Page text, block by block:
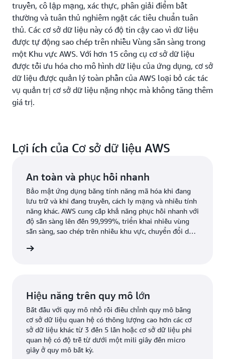
truyền, cô lập mạng, xác thực, phân giải điểm bất
thường và tuân thủ nghiêm ngặt các tiêu chuẩn tuân
thủ. Các cơ sở dữ liệu này có độ tin cậy cao vì dữ liệu
được tự động sao chép trên nhiều Vùng sẵn sàng trong
một Khu vực AWS. Với hơn 15 công cụ cơ sở dữ liệu
được tối ưu hóa cho mô hình dữ liệu của ứng dụng, cơ sở
dữ liệu được quản lý toàn phần của AWS loại bỏ các tác
vụ quản trị cơ sở dữ liệu nặng nhọc mà không tăng thêm
giá trị.
Lợi ích của Cơ sở dữ liệu AWS
An toàn và phục hồi nhanh
Bảo mật ứng dụng bằng tính năng mã hóa khi đang
lưu trữ và khi đang truyền, cách ly mạng và nhiều tính
năng khác. AWS cung cấp khả năng phục hồi nhanh với
độ sẵn sàng lên đến 99,999%, triển khai nhiều vùng
sẵn sàng, sao chép trên nhiều khu vực, chuyển đổi dự
Hiệu năng trên quy mô lớn
Bắt đầu với quy mô nhỏ rồi điều chỉnh quy mô bằng
cơ sở dữ liệu quan hệ có thông lượng cao hơn các cơ
sở dữ liệu khác từ 3 đến 5 lần hoặc cơ sở dữ liệu phi
quan hệ có độ trễ từ dưới một mili giây đến micro
giây ở quy mô bất kỳ.